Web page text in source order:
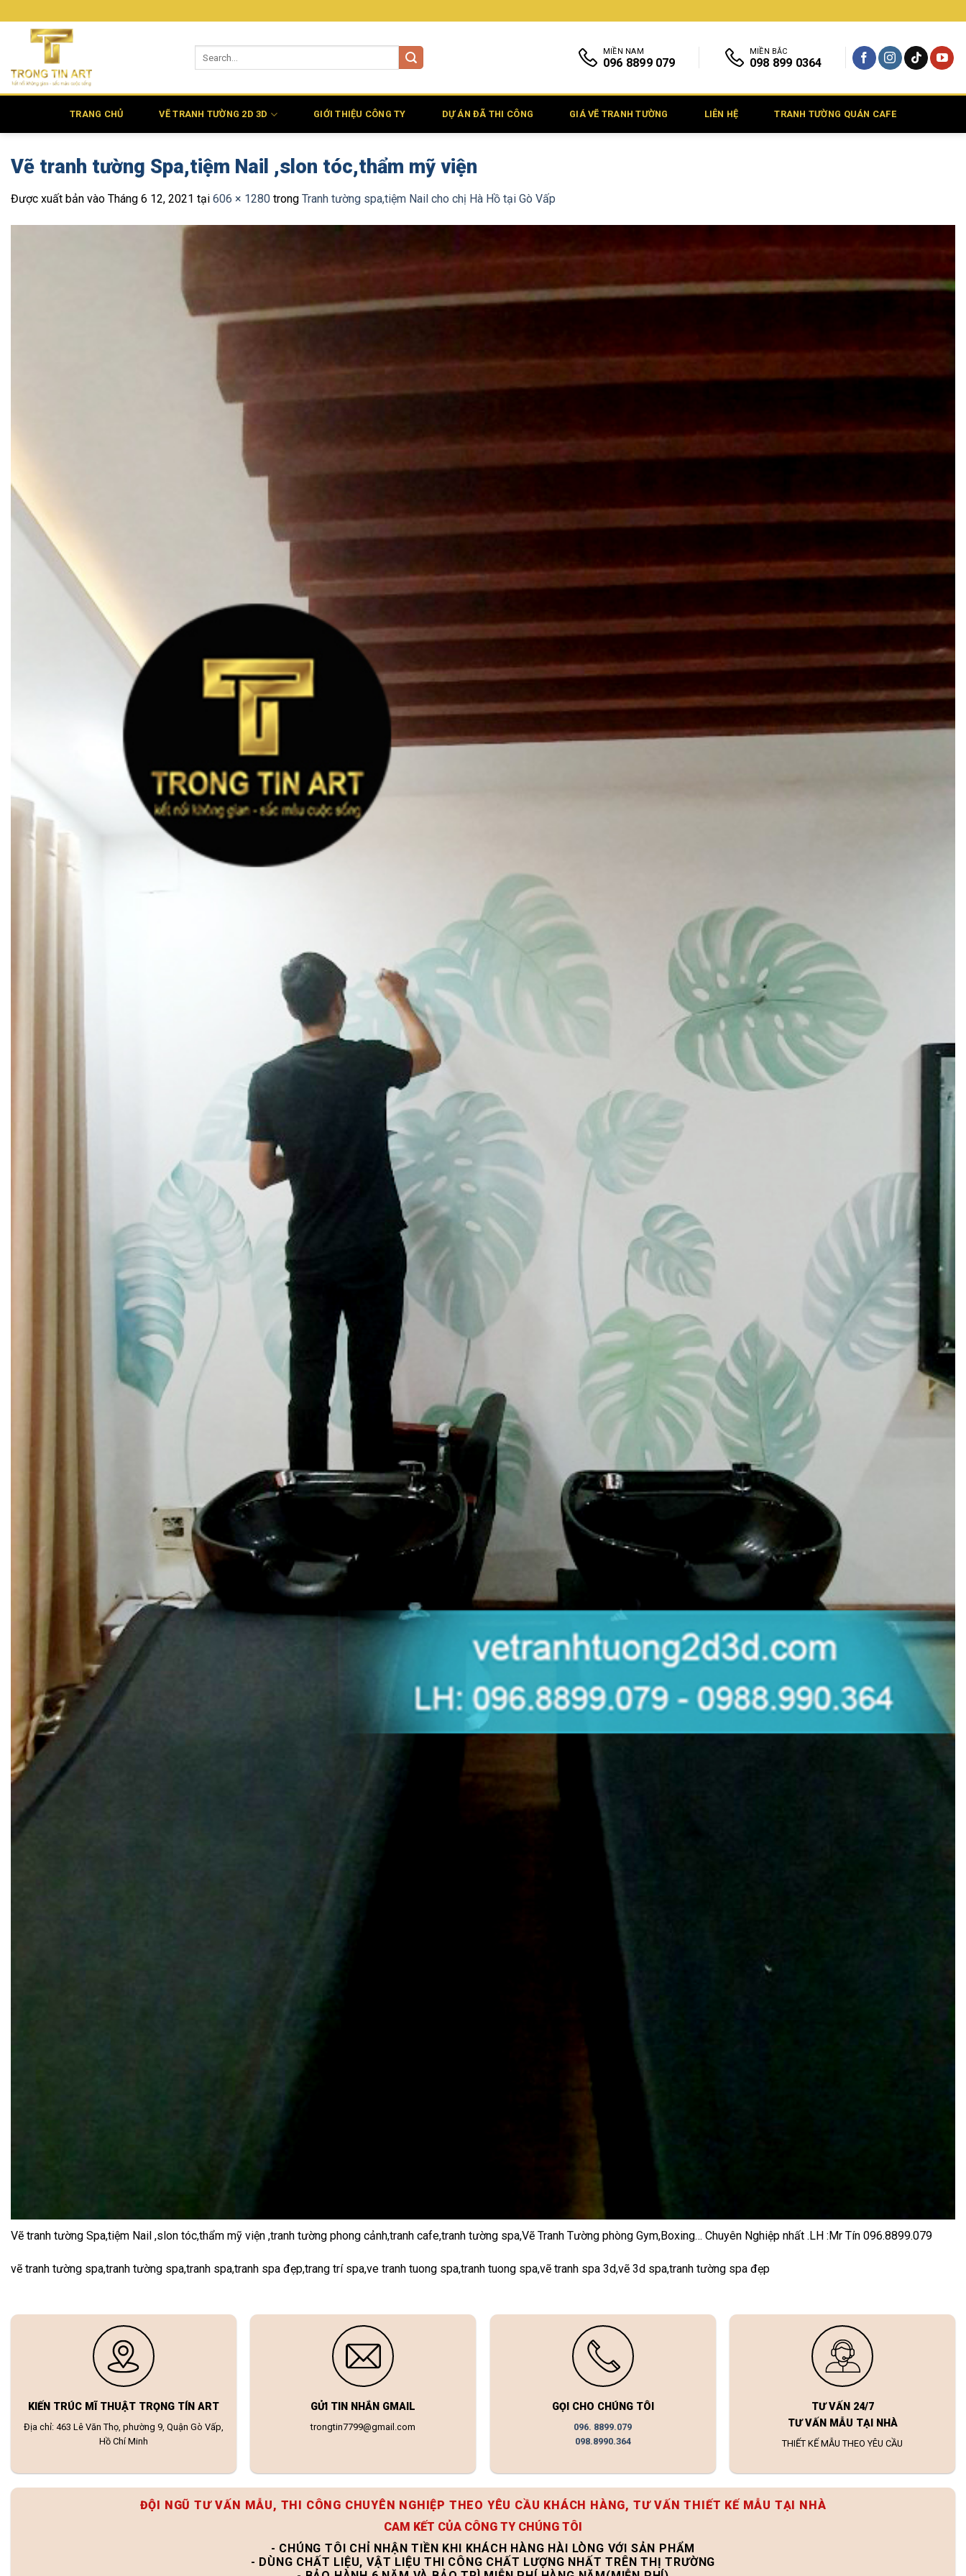
qua
MIỀN NAM
096 8899 079
MIỀN BẮC
098 899 0364
TRANG CHỦ VẼ TRANH TƯỜNG 2D 3D GIỚI THIỆU CÔNG TY DỰ ÁN ĐÃ THI CÔNG GIÁ VẼ TRANH TƯỜNG LIÊN HỆ TRANH TƯỜNG QUÁN CAFE
Vẽ tranh tường Spa,tiệm Nail ,slon tóc,thẩm mỹ viện
Được xuất bản vào Tháng 6 12, 2021 tại 606 × 1280 trong Tranh tường spa,tiệm Nail cho chị Hà Hồ tại Gò Vấp
Vẽ tranh tường Spa,tiệm Nail ,slon tóc,thẩm mỹ viện ,tranh tường phong cảnh,tranh cafe,tranh tường spa,Vẽ Tranh Tường phòng Gym,Boxing… Chuyên Nghiệp nhất .LH :Mr Tín 096.8899.079
vẽ tranh tường spa,tranh tường spa,tranh spa,tranh spa đẹp,trang trí spa,ve tranh tuong spa,tranh tuong spa,vẽ tranh spa 3d,vẽ 3d spa,tranh tường spa đẹp
KIẾN TRÚC MĨ THUẬT TRỌNG TÍN ART
Địa chỉ: 463 Lê Văn Thọ, phường 9, Quận Gò Vấp,
Hồ Chí Minh
GỬI TIN NHẮN GMAIL
trongtin7799@gmail.com
GỌI CHO CHÚNG TÔI
096. 8899.079
098.8990.364
TƯ VẤN 24/7
TƯ VẤN MẪU TẠI NHÀ
THIẾT KẾ MẪU THEO YÊU CẦU
ĐỘI NGŨ TƯ VẤN MẪU, THI CÔNG CHUYÊN NGHIỆP THEO YÊU CẦU KHÁCH HÀNG, TƯ VẤN THIẾT KẾ MẪU TẠI NHÀ
CAM KẾT CỦA CÔNG TY CHÚNG TÔI
- CHÚNG TÔI CHỈ NHẬN TIỀN KHI KHÁCH HÀNG HÀI LÒNG VỚI SẢN PHẨM
- DÙNG CHẤT LIỆU, VẬT LIỆU THI CÔNG CHẤT LƯỢNG NHẤT TRÊN THỊ TRƯỜNG